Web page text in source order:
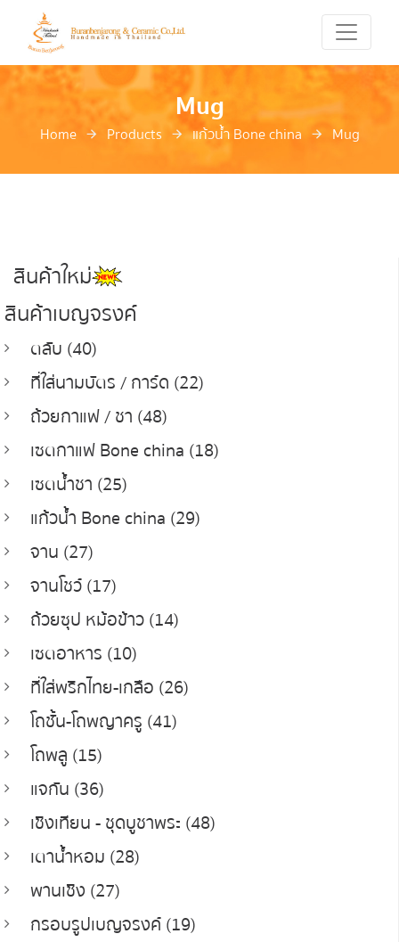
Mug
Home Products แก้วน้ำ Bone china Mug
สินค้าใหม่
สินค้าเบญจรงค์
ตลับ (40)
ที่ใส่นามบัตร / การ์ด (22)
ถ้วยกาแฟ / ชา (48)
เซตกาแฟ Bone china (18)
เซตน้ำชา (25)
แก้วน้ำ Bone china (29)
จาน (27)
จานโชว์ (17)
ถ้วยซุป หม้อข้าว (14)
เซตอาหาร (10)
ที่ใส่พริกไทย-เกลือ (26)
โถชั้น-โถพญาครู (41)
โถพลู (15)
แจกัน (36)
เชิงเทียน - ชุดบูชาพระ (48)
เตาน้ำหอม (28)
พานเชิง (27)
กรอบรูปเบญจรงค์ (19)